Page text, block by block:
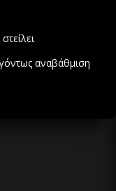
αναβάθμιση